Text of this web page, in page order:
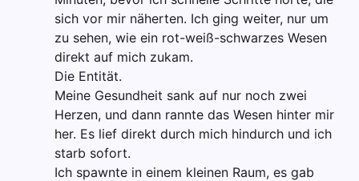
sich vor mir näherten. Ich ging weiter, nur um
zu sehen, wie ein rot-weiß-schwarzes Wesen
direkt auf mich zukam.
Die Entität.
Meine Gesundheit sank auf nur noch zwei
Herzen, und dann rannte das Wesen hinter mir
her. Es lief direkt durch mich hindurch und ich
starb sofort.
Ich spawnte in einem kleinen Raum, es gab